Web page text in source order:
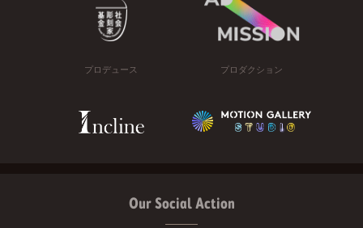
プロデュース プロダクション
Our Social Action